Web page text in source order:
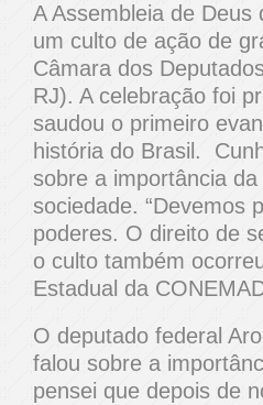
A Assembleia de
um culto de ação de
Câmara dos
RJ). A celebração foi
saudou o primeiro
história do Brasil.
sobre a importância
sociedade. “Devemos
poderes. O direito de
o culto também
Estadual da
O deputado federal
falou sobre a
pensei que depois de